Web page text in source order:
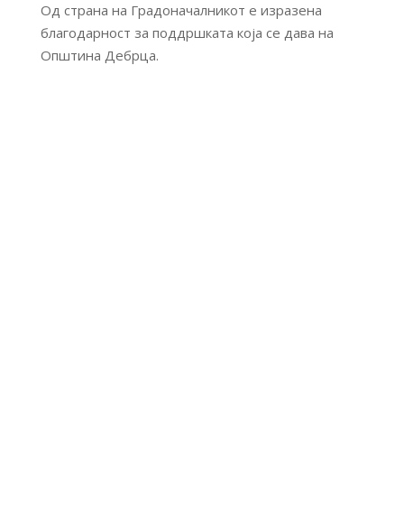
Од страна на Градоначалникот е изразена
благодарност за поддршката која се дава на
Општина Дебрца.